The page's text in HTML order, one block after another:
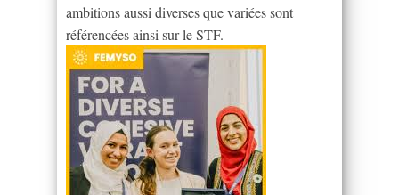
ambitions aussi diverses que variées sont
référencées ainsi sur le STF.